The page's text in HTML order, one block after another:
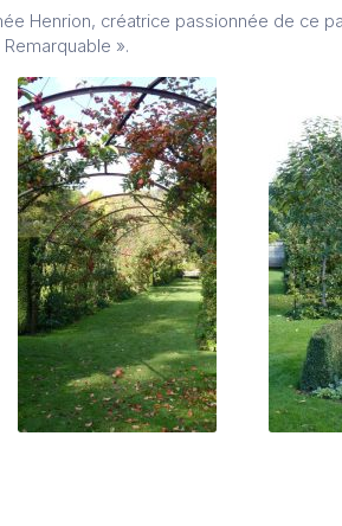
Henrion, créatrice passionnée de ce
».